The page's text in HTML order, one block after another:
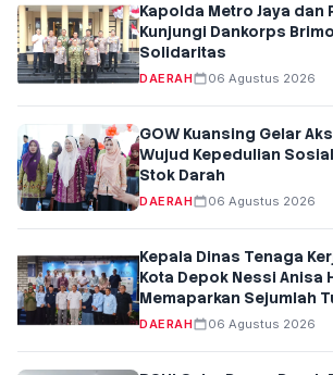
Kapolda Metro Jaya dan
Kunjungi Dankorps
Solidaritas
DAERAH 06 Agustus 2026
GOW Kuansing Gelar
Wujud Kepedulian
Stok Darah
DAERAH 06 Agustus 2026
Kepala Dinas Tenaga
Kota Depok Nessi Anisa
Memaparkan Sejumlah
Fair Kota Depok Tahun
DAERAH 06 Agustus 2026